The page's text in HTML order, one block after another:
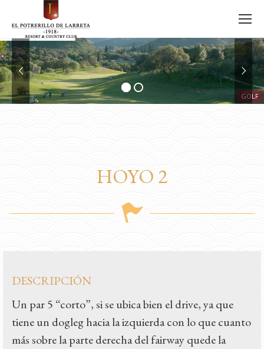
GOLF
HOYO 2
DESCRIPCIÓN
Un par 5 “corto”, si se ubica bien el drive, ya que
tiene un dogleg hacia la izquierda con lo que cuanto
más sobre la parte derecha del fairway quede la